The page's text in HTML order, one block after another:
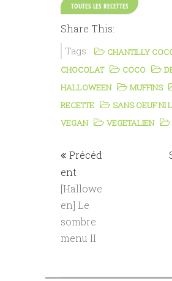
TOUTES LES RECETTES
Share This:
Tags:
CHANTILLY
CHOCOLAT
COCO
HALLOWEEN
MUFFINS
RECETTE
SANS OEUF NI
VEGAN
VEGETALIEN
Précéd
ent
[Hallowe
en] Le
sombre
menu II